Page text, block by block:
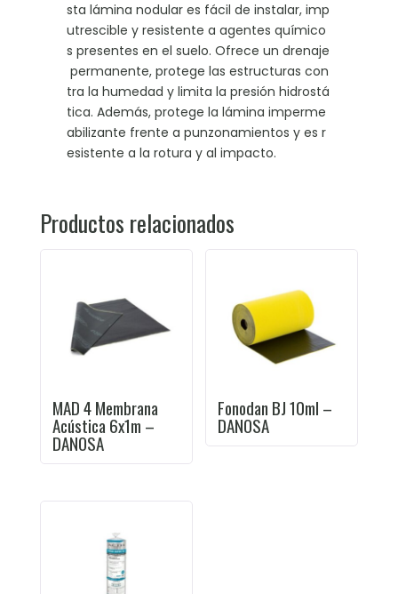
sta lámina nodular es fácil de instalar, imp
utrescible y resistente a agentes químico
s presentes en el suelo. Ofrece un drenaje
permanente, protege las estructuras con
tra la humedad y limita la presión hidrostá
tica. Además, protege la lámina imperme
abilizante frente a punzonamientos y es r
esistente a la rotura y al impacto.
Productos relacionados
MAD 4 Membrana
Acústica 6x1m –
DANOSA
Fonodan BJ 10ml –
DANOSA